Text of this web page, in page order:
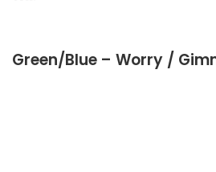
Green/Blue – Worry /